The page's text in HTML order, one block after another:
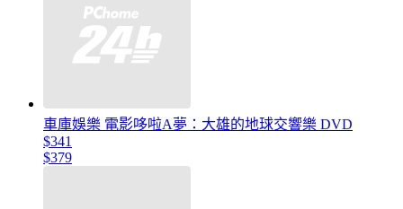
車庫娛樂 電影哆啦A夢：大雄的地球交響樂 DVD
$341
$379